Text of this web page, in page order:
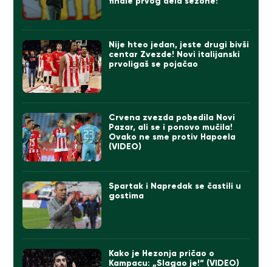
Nije hteo jedan, jeste drugi bivši
centar Zvezde! Novi italijanski
prvoligaš se pojačao
Crvena zvezda pobedila Novi
Pazar, ali se i ponovo mučila!
Ovako ne sme protiv Hapoela
(VIDEO)
Spartak i Napredak se častili u
gostima
Kako je Hezonja pričao o
Kampacu: „Slagao je!“ (VIDEO)